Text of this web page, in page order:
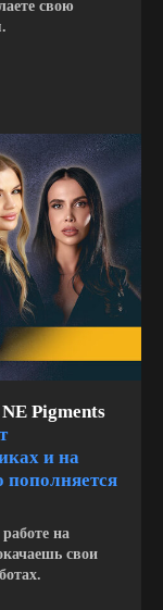
свою
Pigments
и на
пополняется
на
свои